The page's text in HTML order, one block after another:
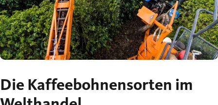
Die Kaffeebohnensorten im